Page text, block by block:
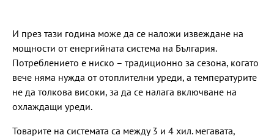
И през тази година може да се наложи извеждане на
мощности от енергийната система на България.
Потреблението е ниско – традиционно за сезона, когато
вече няма нужда от отоплителни уреди, а температурите
не да толкова високи, за да се налага включване на
охлаждащи уреди.
Товарите на системата са между 3 и 4 хил. мегавата,